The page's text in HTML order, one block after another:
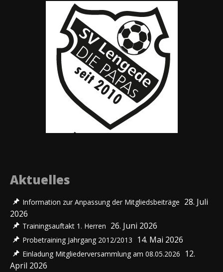
Aktuelles
Information zur Anpassung der Mitgliedsbeiträge 28. Juli
2026
Trainingsauftakt 1. Herren 26. Juni 2026
Probetraining Jahrgang 2012/2013 14. Mai 2026
Einladung Mitgliederversammlung am 08.05.2026
12.
April 2026